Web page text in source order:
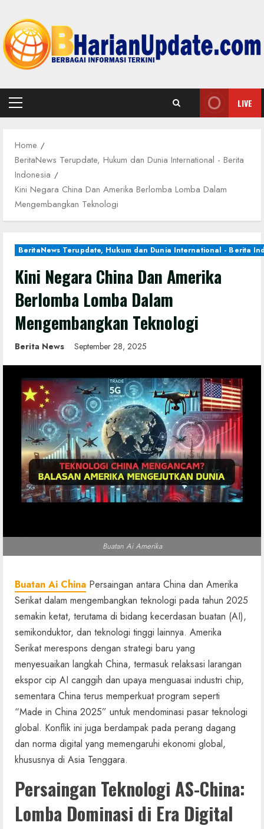
content
Primary
LIVE
Home
BeritaNews Terupdate, Hukum dan Dunia International - Berita
Indonesia
Kini Negara China Dan Amerika Berlomba Lomba Dalam
Mengembangkan Teknologi
BeritaNews Terupdate, Hukum dan Dunia International - Berita
Kini Negara China Dan Amerika
Berlomba Lomba Dalam
Mengembangkan Teknologi
Berita News September 28, 2025
Buatan Ai Amerika
Buatan Ai China Persaingan antara China dan Amerika
Serikat dalam mengembangkan teknologi pada tahun 2025
semakin ketat, terutama di bidang kecerdasan buatan (AI),
semikonduktor, dan teknologi tinggi lainnya. Amerika
Serikat merespons dengan strategi baru yang
menyesuaikan langkah China, termasuk relaksasi larangan
ekspor cip AI canggih dan upaya menguasai industri chip,
sementara China terus memperkuat program seperti
“Made in China 2025” untuk mendominasi pasar teknologi
global. Konflik ini juga berdampak pada perang dagang
dan norma digital yang memengaruhi ekonomi global,
khususnya di Asia Tenggara.
Persaingan Teknologi AS-China:
Lomba Dominasi di Era Digital